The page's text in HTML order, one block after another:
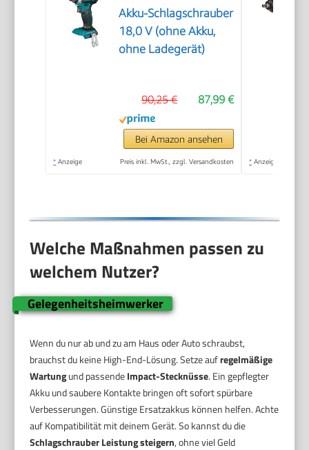
Akku-Schlagschrauber
18,0 V (ohne Akku,
ohne Ladegerät)
87,99 €
90,25 €
Bei Amazon ansehen
* Anzeige Preis inkl. MwSt., zzgl. Versandkosten * Anzeige
Welche Maßnahmen passen zu
welchem Nutzer?
Gelegenheitsheimwerker
Wenn du nur ab und zu am Haus oder Auto schraubst,
brauchst du keine High-End-Lösung. Setze aufregelmäßige
Wartungund passendeImpact-Stecknüsse. Ein gepflegter
Akku und saubere Kontakte bringen oft sofort spürbare
Verbesserungen. Günstige Ersatzakkus können helfen. Achte
auf Kompatibilität mit deinem Gerät. So kannst du die
Schlagschrauber Leistung steigern, ohne viel Geld